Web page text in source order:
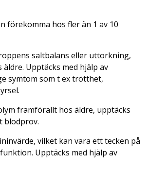
förekomma hos fler än 1 av 10
saltbalans eller uttorkning,
Upptäcks med hjälp av
symtom som t ex trötthet,
framförallt hos äldre, upptäcks
blodprov.
vilket kan vara ett tecken på
Upptäcks med hjälp av